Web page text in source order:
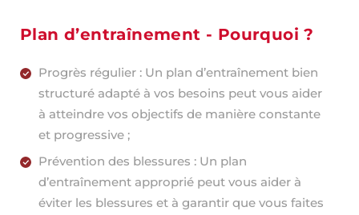
Plan d’entraînement - Pourquoi ?
Progrès régulier : Un plan d’entraînement bien
structuré adapté à vos besoins peut vous aider
à atteindre vos objectifs de manière constante
et progressive ;
Prévention des blessures : Un plan
d’entraînement approprié peut vous aider à
éviter les blessures et à garantir que vous faites